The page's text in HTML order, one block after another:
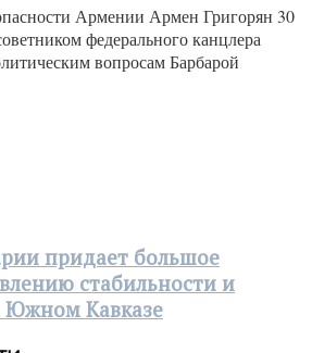
Армении Армен Григорян 30
федерального канцлера
вопросам Барбарой
придает большое
стабильности и
Южном Кавказе